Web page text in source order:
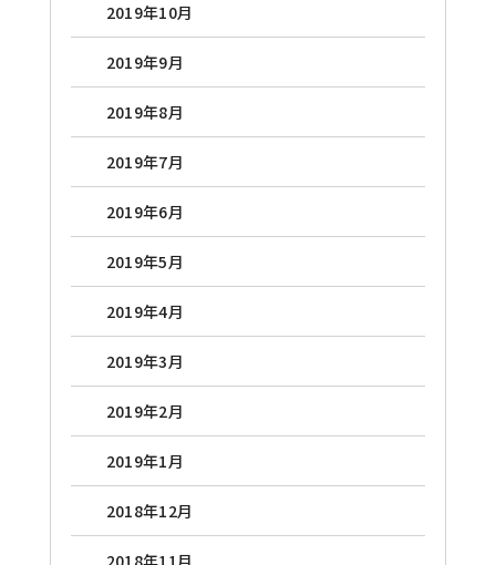
2019年10月
2019年9月
2019年8月
2019年7月
2019年6月
2019年5月
2019年4月
2019年3月
2019年2月
2019年1月
2018年12月
2018年11月